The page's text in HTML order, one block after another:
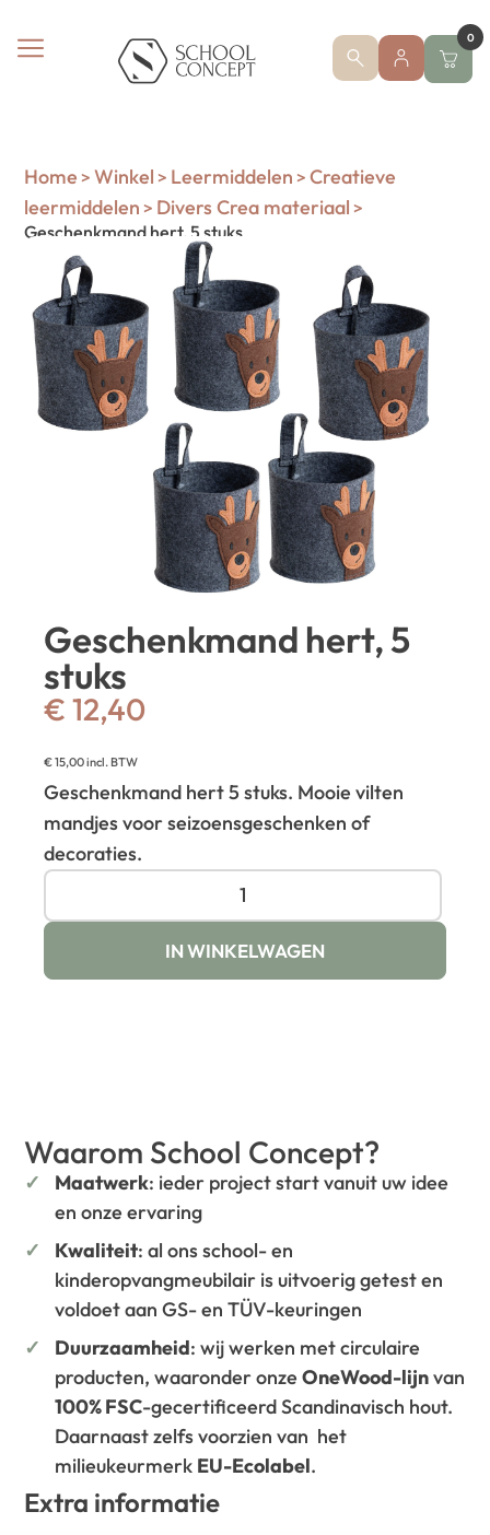
0
Home > Winkel > Leermiddelen > Creatieve
leermiddelen > Divers Crea materiaal >
Geschenkmand hert, 5 stuks
Geschenkmand hert, 5
stuks
€ 12,40
€15,00incl. BTW
Geschenkmand hert 5 stuks. Mooie vilten
mandjes voor seizoensgeschenken of
decoraties.
IN WINKELWAGEN
Waarom School Concept?
Maatwerk: ieder project start vanuit uw idee
en onze ervaring
Kwaliteit: al ons school- en
kinderopvangmeubilair is uitvoerig getest en
voldoet aan GS- en TÜV-keuringen
Duurzaamheid: wij werken met circulaire
producten, waaronder onzeOneWood-lijnvan
100% FSC-gecertificeerd Scandinavisch hout.
Daarnaast zelfs voorzien van het
milieukeurmerk EU-Ecolabel.
Extra informatie